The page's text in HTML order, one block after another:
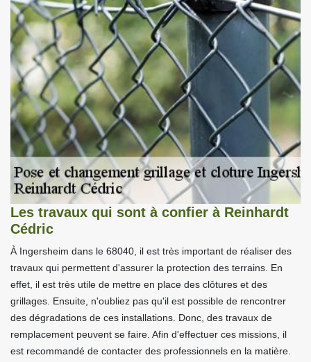
Les travaux qui sont à confier à Reinhardt
Cédric
À Ingersheim dans le 68040, il est très important de réaliser des
travaux qui permettent d'assurer la protection des terrains. En
effet, il est très utile de mettre en place des clôtures et des
grillages. Ensuite, n'oubliez pas qu'il est possible de rencontrer
des dégradations de ces installations. Donc, des travaux de
remplacement peuvent se faire. Afin d'effectuer ces missions, il
est recommandé de contacter des professionnels en la matière.